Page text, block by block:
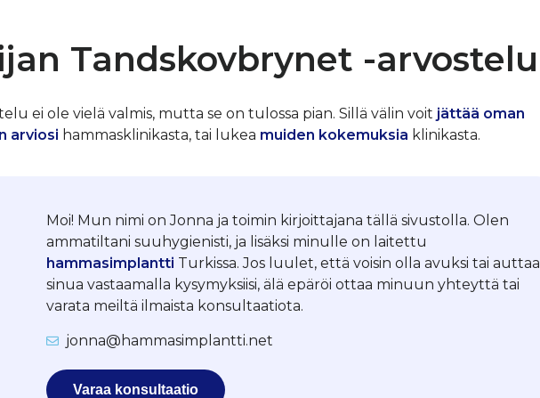
Tandskovbrynet -arvostelu
ei ole vielä valmis, mutta se on tulossa pian. Sillä välin voit jättää oman
arviosi hammasklinikasta, tai lukea muiden kokemuksia klinikasta.
Moi! Mun nimi on Jonna ja toimin kirjoittajana tällä sivustolla. Olen
ammatiltani suuhygienisti, ja lisäksi minulle on laitettu
hammasimplantti Turkissa. Jos luulet, että voisin olla avuksi tai auttaa
sinua vastaamalla kysymyksiisi, älä epäröi ottaa minuun yhteyttä tai
varata meiltä ilmaista konsultaatiota.
jonna@hammasimplantti.net
Varaa konsultaatio